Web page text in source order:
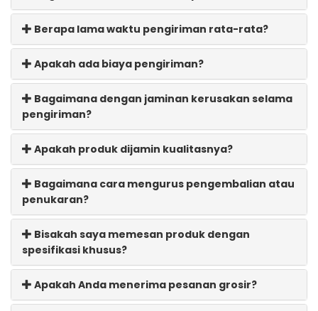
Berapa lama waktu pengiriman rata-rata?
Apakah ada biaya pengiriman?
Bagaimana dengan jaminan kerusakan selama
pengiriman?
Apakah produk dijamin kualitasnya?
Bagaimana cara mengurus pengembalian atau
penukaran?
Bisakah saya memesan produk dengan
spesifikasi khusus?
Apakah Anda menerima pesanan grosir?